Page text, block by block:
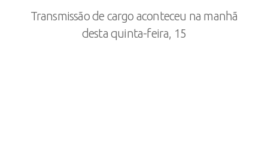
Transmissão de cargo aconteceu na manhã
desta quinta-feira, 15